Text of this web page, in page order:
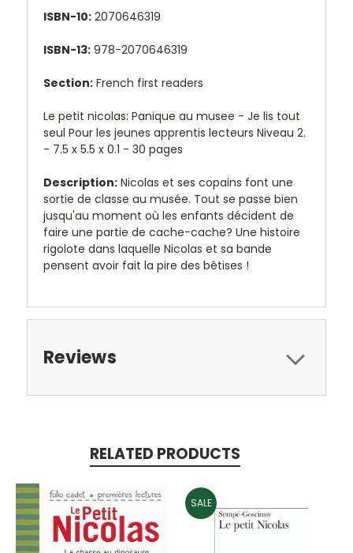
ISBN-10: 2070646319
ISBN-13: 978-2070646319
Section: French first readers
Le petit nicolas: Panique au musee - Je lis tout
seul Pour les jeunes apprentis lecteurs Niveau 2.
- 7.5 x 5.5 x 0.1 - 30 pages
Description: Nicolas et ses copains font une
sortie de classe au musée. Tout se passe bien
jusqu'au moment où les enfants décident de
faire une partie de cache-cache? Une histoire
rigolote dans laquelle Nicolas et sa bande
pensent avoir fait la pire des bêtises !
Reviews
RELATED PRODUCTS
SALE